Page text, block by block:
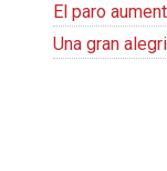
El paro
Una gran